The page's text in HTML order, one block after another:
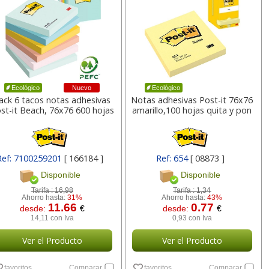
Ecológico Nuevo
6 tacos notas adhesivas
it Beach, 76x76 600 hojas
7100259201[ 166184 ]
Disponible
Tarifa :16,98
Ahorro hasta:31%
desde: 11.66 €
14,11 con Iva
Ver el Producto
Ecológico
Notas adhesivas Post-it 76x76
amarillo,100 hojas quita y pon
Ref: 654[ 08873 ]
Disponible
Tarifa :1,34
Ahorro hasta:43%
desde: 0.77 €
0,93 con Iva
Ver el Producto
desde:
5,93 con Iva
desde: 4,84 €
5,86 con Iva
Pegamento barra
imedio 21 gramos
adhesiva
desde:
1,10 con Iva
Cartulinas Din A4, folio
Canson color Rojo Pte.
50 hojas
desde:5,70
6,90 con Iva
Cartucho HP 304 - 302
Negro, original
14,87
Cartucho HP 304XL -
302XL Tricolor alta
37,87